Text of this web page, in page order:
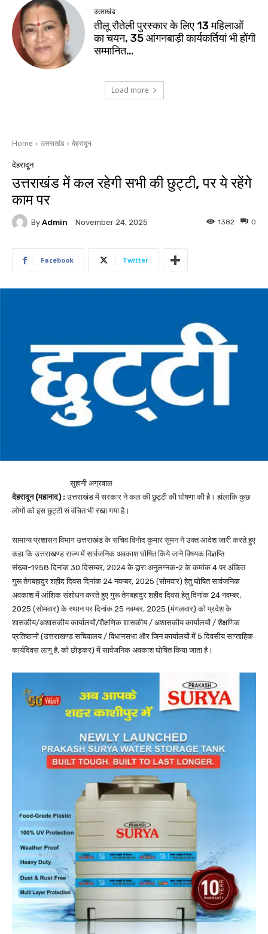
उत्तराखंड
तीलू रौतेली पुरस्कार के लिए 13 महिलाओं
का चयन, 35 आंगनबाड़ी कार्यकर्तियां भी होंगी
सम्मानित…
Load more